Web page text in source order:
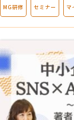
MG研修 セミナー マ